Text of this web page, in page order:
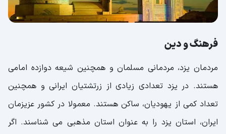
فرهنگ و دین
مردمان یزد، مردمانی مسلمان و همچنین شیعه دوازده امامی
هستند. در یزد تعدادی زیادی از زرتشتیان ایرانی و همچنین
تعداد کمی از یهودیان، ساکن هستند. معمولا در کشور عزیزمان
ایران، استان یزد را به عنوان استان مذهبی می شناسند. اگر